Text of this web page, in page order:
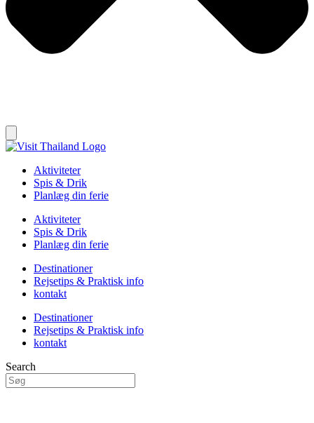
Aktiviteter
Spis & Drik
Planlæg din ferie
Aktiviteter
Spis & Drik
Planlæg din ferie
Destinationer
Rejsetips & Praktisk info
kontakt
Destinationer
Rejsetips & Praktisk info
kontakt
Search